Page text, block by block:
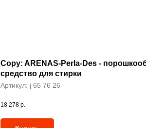
Copy: ARENAS-Perla-Des -
средство для стирки
Артикул: j 65 76 26
18 278 р.